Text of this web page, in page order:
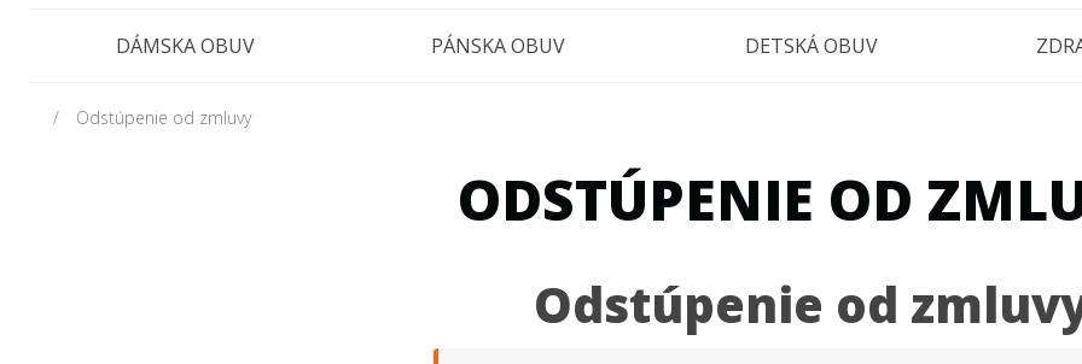
DÁMSKA OBUV PÁNSKA OBUV DETSKÁ OBUV
Odstúpenie od zmluvy
ODSTÚPENIE OD
Odstúpenie od